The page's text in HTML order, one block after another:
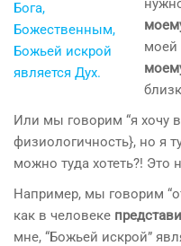
моей
Или мы говорим “я хочу в
физиологичность}, но я
можно туда хотеть?! Это
Например, мы говорим
как в человеке
мне, “Божьей искрой”